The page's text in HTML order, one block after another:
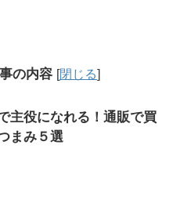
の内容 [閉じる]
主役になれる！通販で買
まみ５選